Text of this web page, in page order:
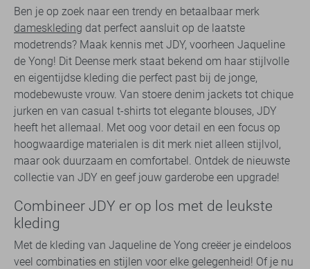
Ben je op zoek naar een trendy en betaalbaar merk
dameskleding dat perfect aansluit op de laatste
modetrends? Maak kennis met JDY, voorheen Jaqueline
de Yong! Dit Deense merk staat bekend om haar stijlvolle
en eigentijdse kleding die perfect past bij de jonge,
modebewuste vrouw. Van stoere denim jackets tot chique
jurken en van casual t-shirts tot elegante blouses, JDY
heeft het allemaal. Met oog voor detail en een focus op
hoogwaardige materialen is dit merk niet alleen stijlvol,
maar ook duurzaam en comfortabel. Ontdek de nieuwste
collectie van JDY en geef jouw garderobe een upgrade!
Combineer JDY er op los met de leukste
kleding
Met de kleding van Jaqueline de Yong creëer je eindeloos
veel combinaties en stijlen voor elke gelegenheid! Of je nu